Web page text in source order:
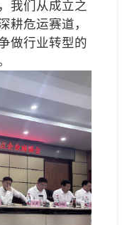
我们从成立之
耕危运赛道，
做行业转型的